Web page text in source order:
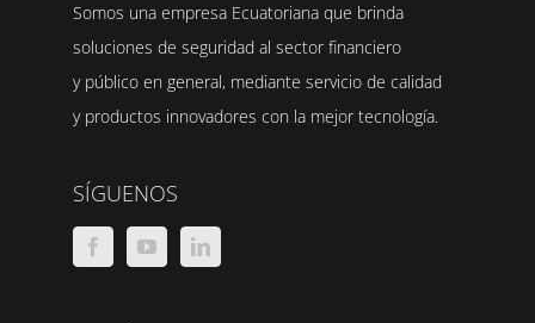
Somos una empresa Ecuatoriana que brinda
soluciones de seguridad al sector financiero
y público en general, mediante servicio de calidad
y productos innovadores con la mejor tecnología.
SÍGUENOS